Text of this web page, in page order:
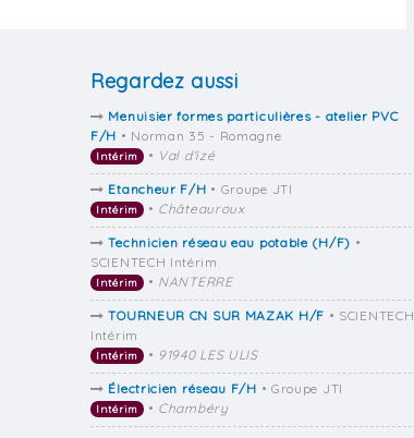
Regardez aussi
Menuisier formes particulières - atelier PVC
F/H • Norman 35 - Romagne
Intérim • Val d'izé
Etancheur F/H • Groupe JTI
Intérim • Châteauroux
Technicien réseau eau potable (H/F) •
SCIENTECH Intérim
Intérim • NANTERRE
TOURNEUR CN SUR MAZAK H/F • SCIENTECH
Intérim
Intérim • 91940 LES ULIS
Électricien réseau F/H • Groupe JTI
Intérim • Chambéry